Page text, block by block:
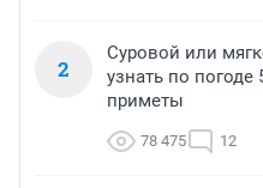
2
Суровой или
узнать по
приметы
78 475 12